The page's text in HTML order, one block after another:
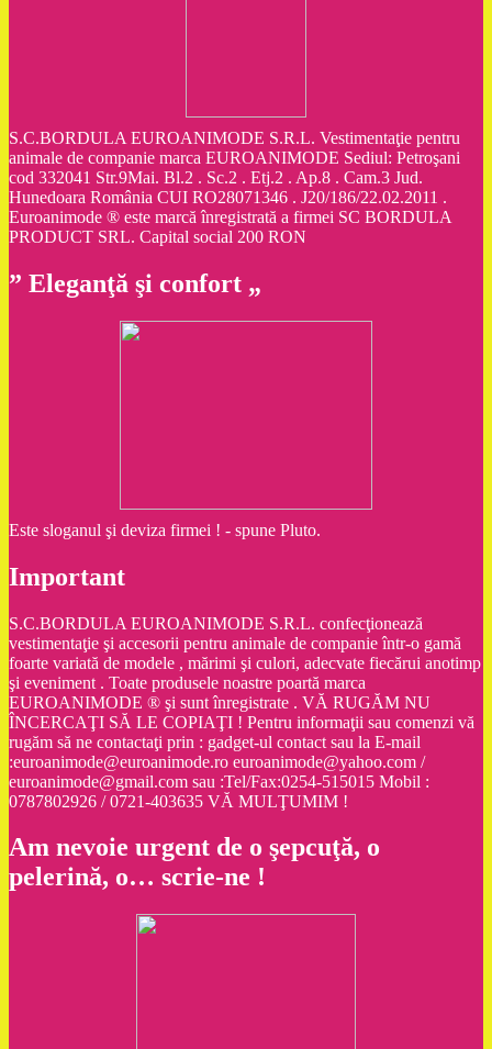
S.C.BORDULA EUROANIMODE S.R.L. Vestimentaţie pentru
animale de companie marca EUROANIMODE Sediul: Petroşani
cod 332041 Str.9Mai. Bl.2 . Sc.2 . Etj.2 . Ap.8 . Cam.3 Jud.
Hunedoara România CUI RO28071346 . J20/186/22.02.2011 .
Euroanimode ® este marcă înregistrată a firmei SC BORDULA
PRODUCT SRL. Capital social 200 RON
” Eleganţă şi confort „
Este sloganul şi deviza firmei ! - spune Pluto.
Important
S.C.BORDULA EUROANIMODE S.R.L. confecţionează
vestimentaţie şi accesorii pentru animale de companie într-o gamă
foarte variată de modele , mărimi şi culori, adecvate fiecărui anotimp
şi eveniment . Toate produsele noastre poartă marca
EUROANIMODE ® şi sunt înregistrate . VĂ RUGĂM NU
ÎNCERCAŢI SĂ LE COPIAŢI ! Pentru informaţii sau comenzi vă
rugăm să ne contactaţi prin : gadget-ul contact sau la E-mail
:euroanimode@euroanimode.ro euroanimode@yahoo.com /
euroanimode@gmail.com sau :Tel/Fax:0254-515015 Mobil :
0787802926 / 0721-403635 VĂ MULŢUMIM !
Am nevoie urgent de o şepcuţă, o
pelerină, o… scrie-ne !